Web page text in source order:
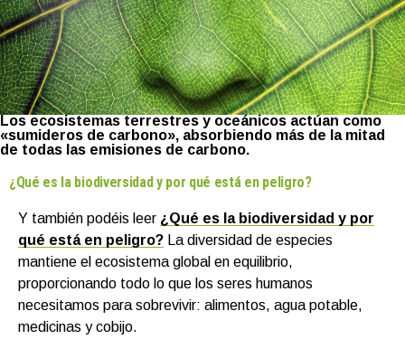
Los ecosistemas terrestres y oceánicos actúan como
«sumideros de carbono», absorbiendo más de la mitad
de todas las emisiones de carbono.
¿Qué es la biodiversidad y por qué está en peligro?
Y también podéis leer ¿Qué es la biodiversidad y por
qué está en peligro? La diversidad de especies
mantiene el ecosistema global en equilibrio,
proporcionando todo lo que los seres humanos
necesitamos para sobrevivir: alimentos, agua potable,
medicinas y cobijo.